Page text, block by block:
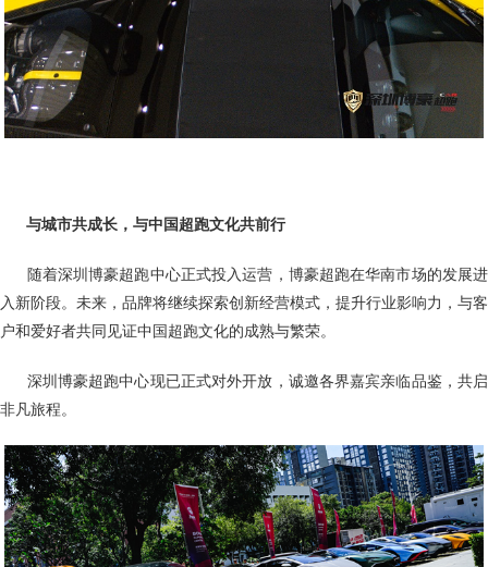
与城市共成长，与中国超跑文化共前行
随着深圳博豪超跑中心正式投入运营，博豪超跑在华南市场的发展进
入新阶段。未来，品牌将继续探索创新经营模式，提升行业影响力，与客
户和爱好者共同见证中国超跑文化的成熟与繁荣。
深圳博豪超跑中心现已正式对外开放，诚邀各界嘉宾亲临品鉴，共启
非凡旅程。